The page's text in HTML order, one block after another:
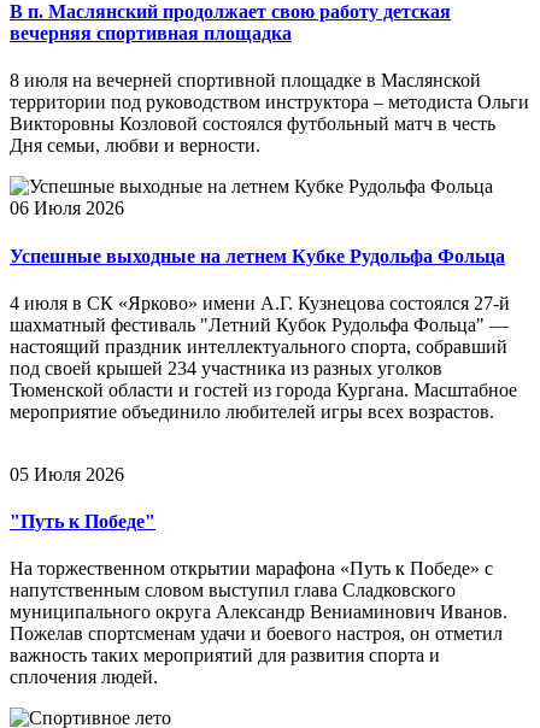
В п. Маслянский продолжает свою работу детская
вечерняя спортивная площадка
8 июля на вечерней спортивной площадке в Маслянской
территории под руководством инструктора – методиста Ольги
Викторовны Козловой состоялся футбольный матч в честь
Дня семьи, любви и верности.
06 Июля 2026
Успешные выходные на летнем Кубке Рудольфа Фольца
4 июля в СК «Ярково» имени А.Г. Кузнецова состоялся 27-й
шахматный фестиваль "Летний Кубок Рудольфа Фольца" —
настоящий праздник интеллектуального спорта, собравший
под своей крышей 234 участника из разных уголков
Тюменской области и гостей из города Кургана. Масштабное
мероприятие объединило любителей игры всех возрастов.
05 Июля 2026
"Путь к Победе"
На торжественном открытии марафона «Путь к Победе» с
напутственным словом выступил глава Сладковского
муниципального округа Александр Вениаминович Иванов.
Пожелав спортсменам удачи и боевого настроя, он отметил
важность таких мероприятий для развития спорта и
сплочения людей.